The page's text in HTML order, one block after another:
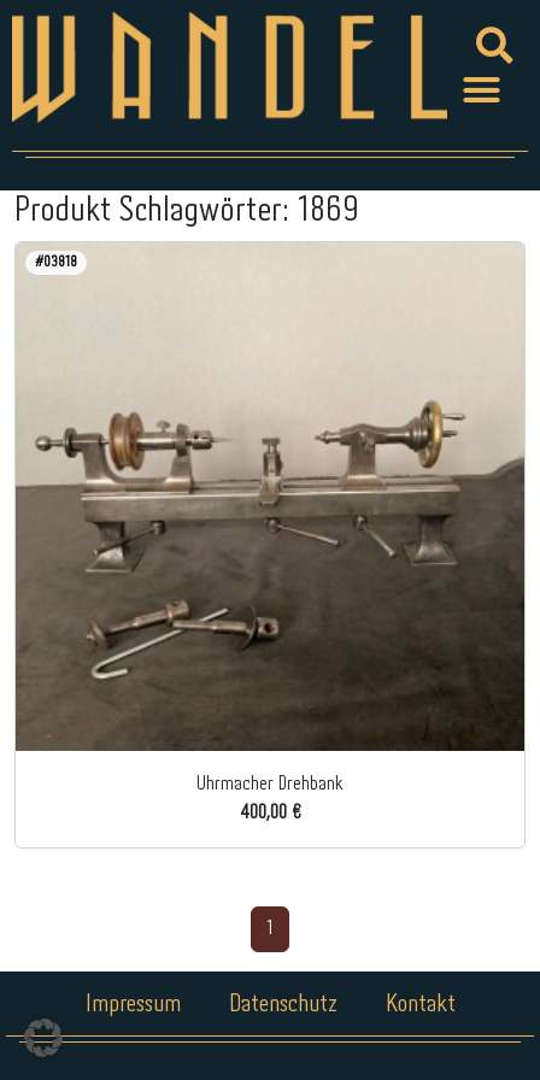
Produkt Schlagwörter: 1869
#03818
Uhrmacher Drehbank
400,00 €
Impressum Datenschutz Kontakt